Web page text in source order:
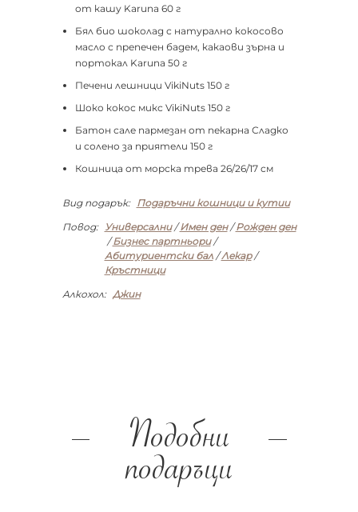
от кашу Karuna 60 г
Бял био шоколад с натурално кокосово
масло с препечен бадем, какаови зърна и
портокал Karuna 50 г
Печени лешници VikiNuts 150 г
Шоко кокос микс VikiNuts 150 г
Батон сале пармезан от пекарна Сладко
и солено за приятели 150 г
Кошница от морска трева 26/26/17 см
Вид подарък:
Подаръчни кошници и кутии
Повод:
Универсални/Имен ден/Рожден ден
/Бизнес партньори/
Абитуриентски бал/Лекар/
Кръстници
Алкохол: Джин
Подобни
подаръци